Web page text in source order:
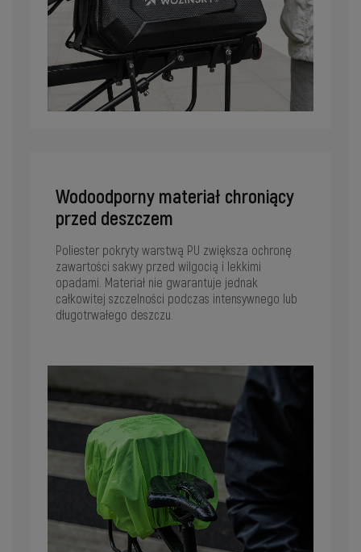
Wodoodporny materiał chroniący
przed deszczem
Poliester pokryty warstwą PU zwiększa ochronę
zawartości sakwy przed wilgocią i lekkimi
opadami. Materiał nie gwarantuje jednak
całkowitej szczelności podczas intensywnego lub
długotrwałego deszczu.